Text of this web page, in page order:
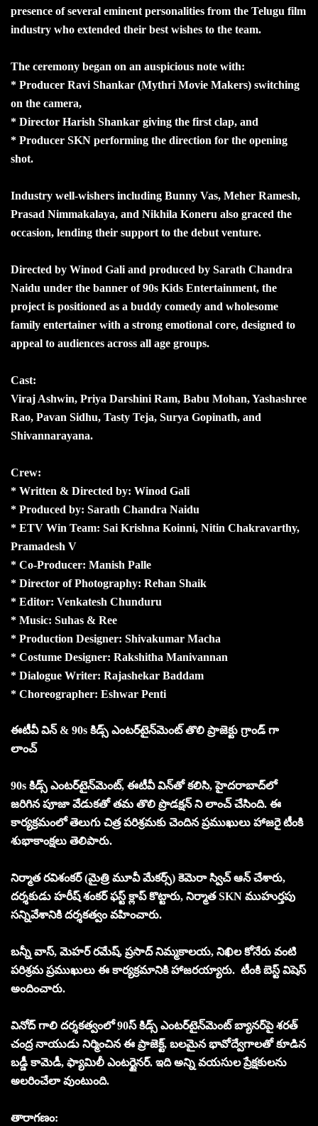
presence of several eminent personalities from the Telugu film
industry who extended their best wishes to the team.
The ceremony began on an auspicious note with:
* Producer Ravi Shankar (Mythri Movie Makers) switching
on the camera,
* Director Harish Shankar giving the first clap, and
* Producer SKN performing the direction for the opening
shot.
Industry well-wishers including Bunny Vas, Meher Ramesh,
Prasad Nimmakalaya, and Nikhila Koneru also graced the
occasion, lending their support to the debut venture.
Directed by Winod Gali and produced by Sarath Chandra
Naidu under the banner of 90s Kids Entertainment, the
project is positioned as a buddy comedy and wholesome
family entertainer with a strong emotional core, designed to
appeal to audiences across all age groups.
Cast:
Viraj Ashwin, Priya Darshini Ram, Babu Mohan, Yashashree
Rao, Pavan Sidhu, Tasty Teja, Surya Gopinath, and
Shivannarayana.
Crew:
* Written & Directed by: Winod Gali
* Produced by: Sarath Chandra Naidu
* ETV Win Team: Sai Krishna Koinni, Nitin Chakravarthy,
Pramadesh V
* Co-Producer: Manish Palle
* Director of Photography: Rehan Shaik
* Editor: Venkatesh Chunduru
* Music: Suhas & Ree
* Production Designer: Shivakumar Macha
* Costume Designer: Rakshitha Manivannan
* Dialogue Writer: Rajashekar Baddam
* Choreographer: Eshwar Penti
ఈటీవీ విన్ & 90s కిడ్స్ ఎంటర్‌టైన్‌మెంట్ తొలి ప్రాజెక్టు గ్రాండ్ గా
లాంచ్
90s కిడ్స్ ఎంటర్‌టైన్‌మెంట్, ఈటీవీ విన్‌తో కలిసి, హైదరాబాద్‌లో
జరిగిన పూజా వేడుకతో తమ తొలి ప్రొడక్షన్ ని లాంచ్ చేసింది. ఈ
కార్యక్రమంలో తెలుగు చిత్ర పరిశ్రమకు చెందిన ప్రముఖులు హాజరై టీంకి
శుభాకాంక్షలు తెలిపారు.
నిర్మాత రవిశంకర్ (మైత్రి మూవీ మేకర్స్) కెమెరా స్విచ్ ఆన్ చేశారు,
దర్శకుడు హరీష్ శంకర్ ఫస్ట్ క్లాప్ కొట్టారు, నిర్మాత SKN ముహుర్తపు
సన్నివేశానికి దర్శకత్వం వహించారు.
బన్నీ వాస్, మెహర్ రమేష్, ప్రసాద్ నిమ్మకాలయ, నిఖిల కోనేరు వంటి
పరిశ్రమ ప్రముఖులు ఈ కార్యక్రమానికి హాజరయ్యారు. టీంకి బెస్ట్ విషెస్
అందించారు.
వినోద్ గాలి దర్శకత్వంలో 90స్ కిడ్స్ ఎంటర్‌టైన్‌మెంట్ బ్యానర్‌పై శరత్
చంద్ర నాయుడు నిర్మించిన ఈ ప్రాజెక్ట్, బలమైన భావోద్వేగాలతో కూడిన
బడ్డీ కామెడీ, ఫ్యామిలీ ఎంటర్టైనర్. ఇది అన్ని వయసుల ప్రేక్షకులను
అలరించేలా వుంటుంది.
తారాగణం: